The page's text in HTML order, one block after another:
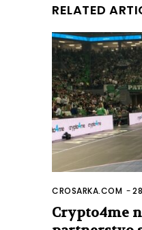
RELATED
CROSARKA.COM -
Crypto4me